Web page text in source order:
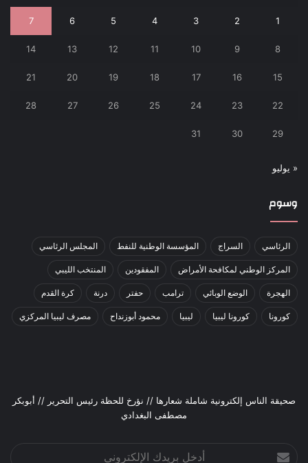
1
2
3
4
5
6
7
8
9
10
11
12
13
14
15
16
17
18
19
20
21
22
23
24
25
26
27
28
29
30
31
« يوليو
وسوم
الرئاسي السراج المؤسسة الوطنية للنفط المجلس الرئاسي
المركز الوطني لمكافحة الأمراض المفقودين المنتخب الليبي
الهجرة الوضع الوبائي ترامب حفتر درنة كرة القدم
كورونا كورونا ليبيا ليبيا محمود أبوزنداح مصرف ليبيا المركزي
صحيقة الناس إلكترونية شاملة شعارها // نؤرخ للحظة رئيس التحرير // أبوبكر
مصطفى البغدادي
أدخل